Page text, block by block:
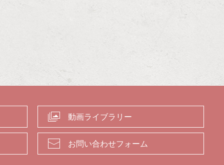
動画ライブラリー
お問い合わせフォーム